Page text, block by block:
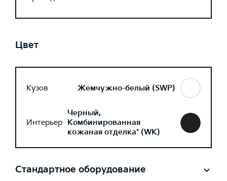
Цвет
Кузов Жемчужно-белый (SWP)
Интерьер
Черный,
Комбинированная
кожаная отделка* (WK)
Стандартное оборудование